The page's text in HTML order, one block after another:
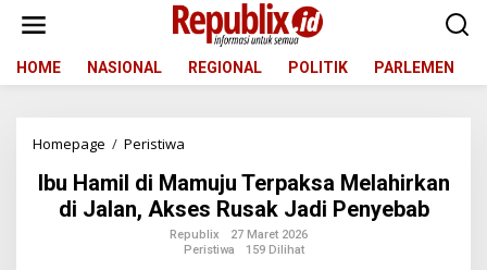
t
HOME NASIONAL REGIONAL POLITIK PARLEMEN
Homepage / Peristiwa
u
H
a
m
Ibu Hamil di Mamuju Terpaksa Melahirkan
di Jalan, Akses Rusak Jadi Penyebab
Republix
27 Maret 2026
Peristiwa
159 Dilihat